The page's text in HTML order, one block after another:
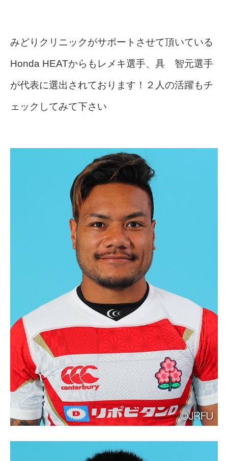
みどりクリニックがサポートさせて頂いている
Honda HEATからもレメキ選手、具 智元選手
が代表に選出されております！２人の活躍もチ
ェックしてみて下さい